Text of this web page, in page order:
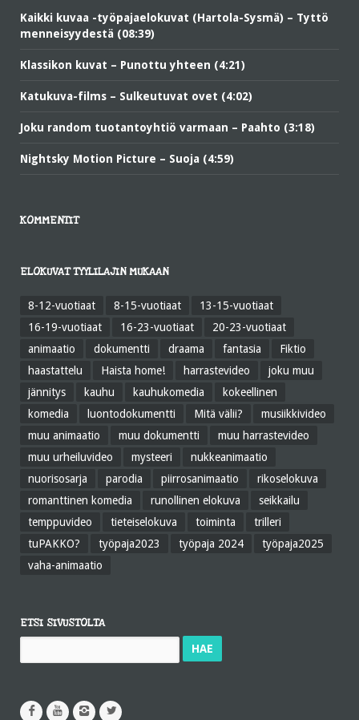
Kaikki kuvaa -työpajaelokuvat (Hartola-Sysmä) – Tyttö
menneisyydestä (08:39)
Klassikon kuvat – Punottu yhteen (4:21)
Katukuva-films – Sulkeutuvat ovet (4:02)
Joku random tuotantoyhtiö varmaan – Paahto (3:18)
Nightsky Motion Picture – Suoja (4:59)
KOMMENTIT
ELOKUVAT TYYLILAJIN MUKAAN
8-12-vuotiaat 8-15-vuotiaat
13-15-vuotiaat
16-19-vuotiaat
16-23-vuotiaat
20-23-vuotiaat
animaatio
dokumentti draama fantasia
Fiktio
haastattelu
Haista home! harrastevideo
joku muu
jännitys
kauhu kauhukomedia
kokeellinen
komedia
luontodokumentti Mitä välii?
musiikkivideo
muu animaatio
muu dokumentti
muu harrastevideo
muu urheiluvideo
mysteeri
nukkeanimaatio
nuorisosarja
parodia piirrosanimaatio
rikoselokuva
romanttinen komedia
runollinen elokuva
seikkailu
temppuvideo
tieteiselokuva toiminta
trilleri
tuPAKKO?
työpaja2023 työpaja 2024
työpaja2025
vaha-animaatio
ETSI SIVUSTOLTA